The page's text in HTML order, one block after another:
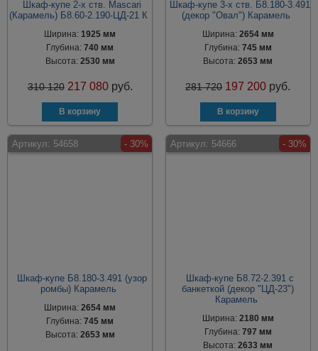
Шкаф-купе 2-х ств. Mascari
(Карамель) Б8.60-2.190-ЦД-21 К
Ширина:1925 мм
Глубина:740 мм
Высота: 2530 мм
310 120 217 080 руб.
Шкаф-купе 3-х ств. Б8.180-3.491
(декор "Овал") Карамель
Ширина: 2654 мм
Глубина: 745 мм
Высота:2653 мм
281 720 197 200 руб.
Артикул: 54658 - 30%
Шкаф-купе Б8.180-3.491 (узор
ромбы) Карамель
Ширина:2654 мм
Глубина:745 мм
Высота: 2653 мм
Артикул: 54666 - 30%
Шкаф-купе Б8.72-2.391 с
банкеткой (декор "ЦД-23")
Карамель
Ширина: 2180 мм
Глубина: 797 мм
Высота:2633 мм